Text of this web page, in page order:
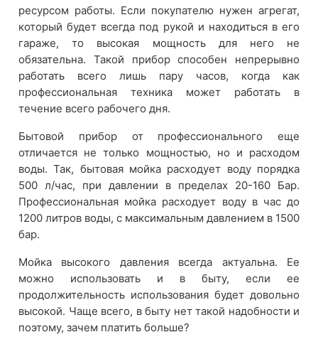
ресурсом работы. Если покупателю нужен агрегат,
который будет всегда под рукой и находиться в его
гараже, то высокая мощность для него не
обязательна. Такой прибор способен непрерывно
работать всего лишь пару часов, когда как
профессиональная техника может работать в
течение всего рабочего дня.
Бытовой прибор от профессионального еще
отличается не только мощностью, но и расходом
воды. Так, бытовая мойка расходует воду порядка
500 л/час, при давлении в пределах 20-160 Бар.
Профессиональная мойка расходует воду в час до
1200 литров воды, с максимальным давлением в 1500
бар.
Мойка высокого давления всегда актуальна. Ее
можно использовать и в быту, если ее
продолжительность использования будет довольно
высокой. Чаще всего, в быту нет такой надобности и
поэтому, зачем платить больше?